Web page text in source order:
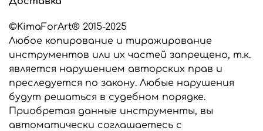
заказу, мы выберем подходящий силикон для
Все инструменты, представленные в этом
интернет-магазине являются разработкой
©KimaForArt и защищены законом об
авторском праве. Предназначены только для
индивидуального использования. Любое
копирование и тиражирование
инструментов запрещено и преследуется по
закону.
©KimaForArt® 2015-2025
Любое копирование и тиражирование
инструментов или их частей запрещено, т.к.
является нарушением авторских прав и
преследуется по закону. Любые нарушения
будут решаться в судебном порядке.
Приобретая данные инструменты, вы
автоматически соглашаетесь с